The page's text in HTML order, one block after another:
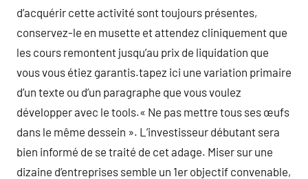
d’acquérir cette activité sont toujours présentes,
conservez-le en musette et attendez cliniquement que
les cours remontent jusqu’au prix de liquidation que
vous vous étiez garantis.tapez ici une variation primaire
d’un texte ou d’un paragraphe que vous voulez
développer avec le tools.« Ne pas mettre tous ses œufs
dans le même dessein ». L’investisseur débutant sera
bien informé de se traité de cet adage. Miser sur une
dizaine d’entreprises semble un 1er objectif convenable,